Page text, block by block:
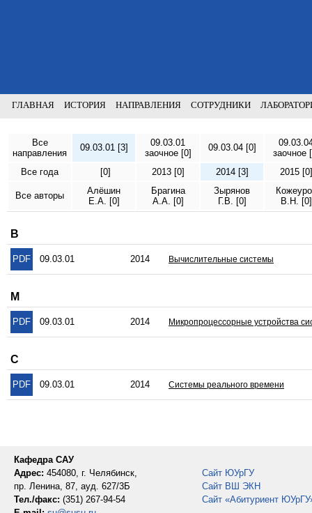
ГЛАВНАЯ ИСТОРИЯ НАПРАВЛЕНИЯ СОТРУДНИКИ
Все
направления
09.03.01 [3]
09.03.01
заочное [0]
09.03.04 [0]
заочное
Все года
[0] 2013 [0] 2014 [3] 2015 [0]
Все авторы
Алёшин
Е.А. [0]
Брагина
А.А. [0]
Зырянов
Г.В. [0]
В.Н. [0]
В
PDF 09.03.01 2014 Вычислительные системы
М
PDF 09.03.01 2014 Микропроцессорные устройства
С
PDF 09.03.01 2014 Системы реального времени
Кафедра САУ
Адрес: 454080, г. Челябинск,
пр. Ленина, 87, ауд. 627/3Б
Тел./факс: (351) 267-94-54
Сайт ЮУрГУ
Сайт ВШ ЭКН
Сайт «Абитуриент